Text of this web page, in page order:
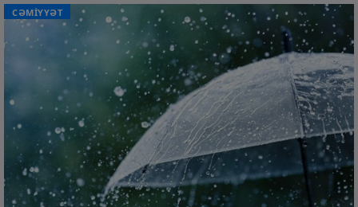
CƏMİYYƏT